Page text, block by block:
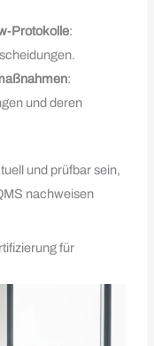
:
:
und deren
und prüfbar sein,
nachweisen
für